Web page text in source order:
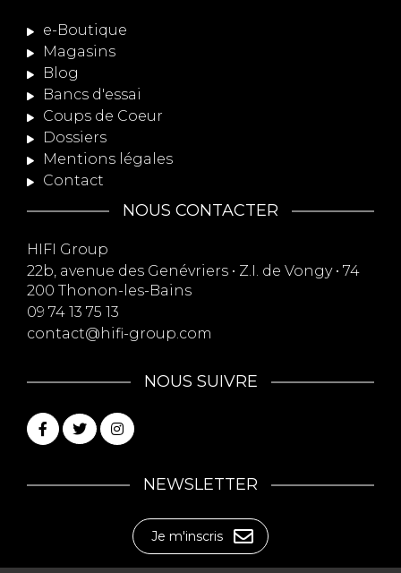
e-Boutique
Magasins
Blog
Bancs d'essai
Coups de Coeur
Dossiers
Mentions légales
Contact
NOUS CONTACTER
HIFI Group
22b, avenue des Genévriers • Z.I. de Vongy • 74
200 Thonon-les-Bains
09 74 13 75 13
contact@hifi-group.com
NOUS SUIVRE
NEWSLETTER
Je m'inscris